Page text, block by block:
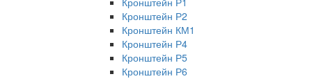
Кронштейн Р2
Кронштейн КМ1
Кронштейн Р4
Кронштейн Р5
Кронштейн Р6